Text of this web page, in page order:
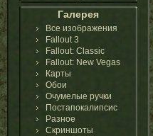
Галерея
Все изображения
Fallout 3
Fallout: Classic
Fallout: New Vegas
Карты
Обои
Очумелые ручки
Постапокалипсис
Разное
Скриншоты